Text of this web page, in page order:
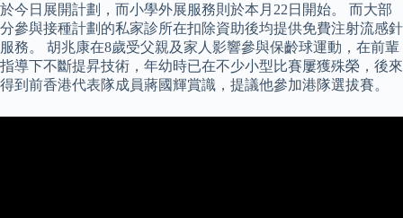
於今日展開計劃，而小學外展服務則於本月22日開始。 而大部
分參與接種計劃的私家診所在扣除資助後均提供免費注射流感針
服務。 胡兆康在8歲受父親及家人影響參與保齡球運動，在前輩
指導下不斷提昇技術，年幼時已在不少小型比賽屢獲殊榮，後來
得到前香港代表隊成員蔣國輝賞識，提議他參加港隊選拔賽。